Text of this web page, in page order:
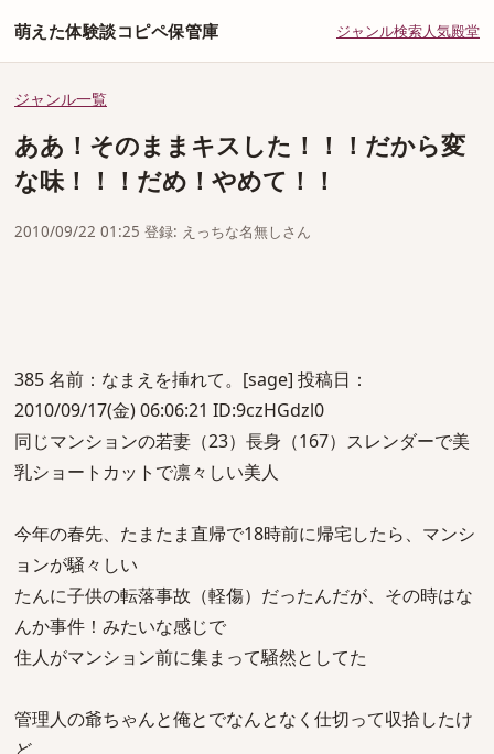
萌えた体験談コピペ保管庫 ジャンル検索人気殿堂
ジャンル一覧
ああ！そのままキスした！！！だから変
な味！！！だめ！やめて！！
2010/09/22 01:25 登録: えっちな名無しさん
385 名前：なまえを挿れて。[sage] 投稿日：
2010/09/17(金) 06:06:21 ID:9czHGdzl0
同じマンションの若妻（23）長身（167）スレンダーで美
乳ショートカットで凛々しい美人
今年の春先、たまたま直帰で18時前に帰宅したら、マンシ
ョンが騒々しい
たんに子供の転落事故（軽傷）だったんだが、その時はな
んか事件！みたいな感じで
住人がマンション前に集まって騒然としてた
管理人の爺ちゃんと俺とでなんとなく仕切って収拾したけ